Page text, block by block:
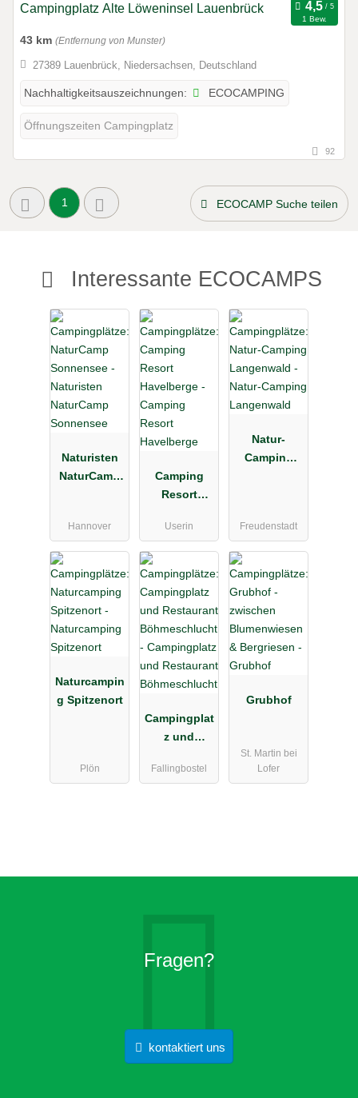
Campingplatz Alte Löweninsel Lauenbrück
1 Bew.
43 km (Entfernung von Munster)
27389 Lauenbrück, Niedersachsen, Deutschland
Nachhaltigkeitsauszeichnungen: ECOCAMPING
Öffnungszeiten Campingplatz
92
1 ECOCAMP Suche teilen
Interessante ECOCAMPS
Naturisten
NaturCamp
Hannover
Camping
Resort
Userin
Natur-
Camping
Freudenstadt
Naturcampin
g Spitzenort
Plön
Campingplat
z und
Böhmeschlu
Fallingbostel
Grubhof
St. Martin bei
Lofer
Fragen?
kontaktiert uns